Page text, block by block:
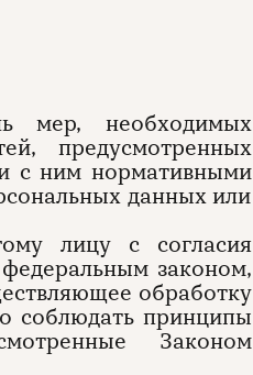
мер, необходимых
предусмотренных
с ним нормативными
данных или
лицу с согласия
законом,
обработку
соблюдать принципы
Законом